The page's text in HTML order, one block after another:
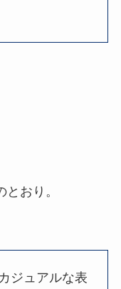
おり。
ジュアルな表